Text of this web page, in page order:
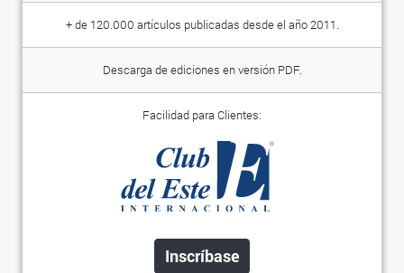
+ de 120.000 artículos publicadas desde el año 2011.
Descarga de ediciones en versión PDF.
Facilidad para Clientes:
Inscríbase